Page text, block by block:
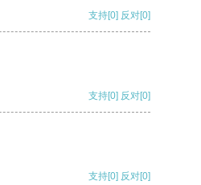
支持[0] 反对[0]
支持[0] 反对[0]
支持[0] 反对[0]